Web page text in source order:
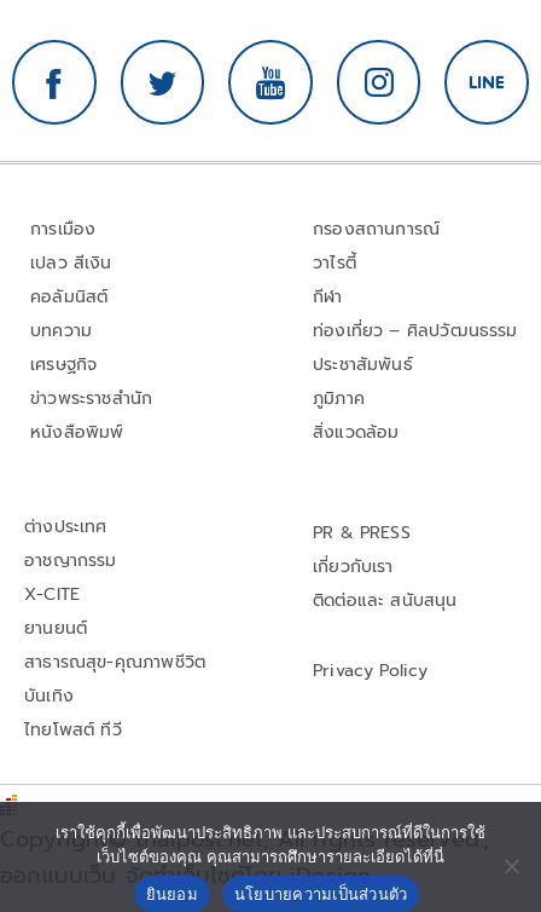
การเมือง
เปลว สีเงิน
คอลัมนิสต์
บทความ
เศรษฐกิจ
ข่าวพระราชสำนัก
หนังสือพิมพ์
กรองสถานการณ์
วาไรตี้
กีฬา
ท่องเที่ยว – ศิลปวัฒนธรรม
ประชาสัมพันธ์
ภูมิภาค
สิ่งแวดล้อม
ต่างประเทศ
อาชญากรรม
X-CITE
ยานยนต์
สาธารณสุข-คุณภาพชีวิต
บันเทิง
ไทยโพสต์ ทีวี
PR & PRESS
เกี่ยวกับเรา
ติดต่อและ สนับสนุน
Privacy Policy
Copyright© thaipost.net, All rights reserved.,
ออกแบบเว็บ จัดทำเว็บไซต์โดย iDesign
เราใช้คุกกี้เพื่อพัฒนาประสิทธิภาพ และประสบการณ์ที่ดีในการใช้
เว็บไซต์ของคุณ คุณสามารถศึกษารายละเอียดได้ที่นี่
ยินยอม
นโยบายความเป็นส่วนตัว